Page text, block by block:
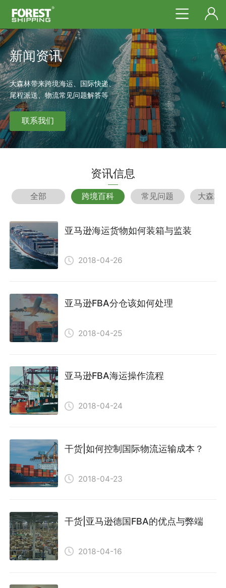
新闻资讯
大森林带来跨境海运、国际快递、
尾程派送、物流常见问题解答等
联系我们
资讯信息
全部 跨境百科 常见问题 大森林
亚马逊海运货物如何装箱与监装
2018-04-26
亚马逊FBA分仓该如何处理
2018-04-25
亚马逊FBA海运操作流程
2018-04-24
干货|如何控制国际物流运输成本？
2018-04-23
干货|亚马逊德国FBA的优点与弊端
2018-04-16